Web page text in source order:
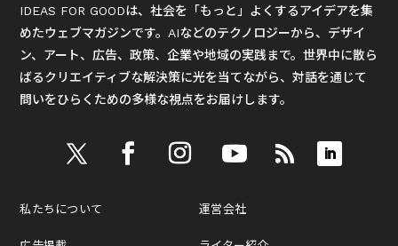
IDEAS FOR GOODは、社会を「もっと」よくするアイデアを集
めたウェブマガジンです。AIなどのテクノロジーから、デザイ
ン、アート、広告、政策、企業や地域の実践まで。世界中に散ら
ばるクリエイティブな解決策に光を当てながら、対話を通じて
問いをひらくための多様な視点をお届けします。
私たちについて 運営会社